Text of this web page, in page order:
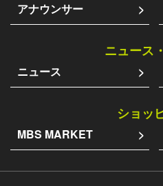
アナウンサー
ニュース
ニュース
ショッ
MBS MARKET